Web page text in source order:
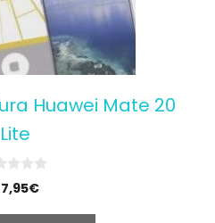
Huawei Mate 20
Lite
€